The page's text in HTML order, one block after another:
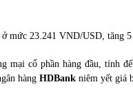
mức 23.241 VND/USD, tăng
mại cổ phần hàng đầu, tính
hàng HDBank niêm yết giá